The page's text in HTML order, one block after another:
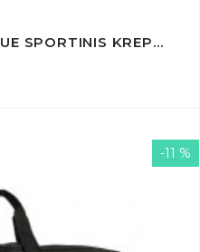
ADIDAS TIRO 23 LEAGUE SPORTINIS KREPŠYS
-11 %